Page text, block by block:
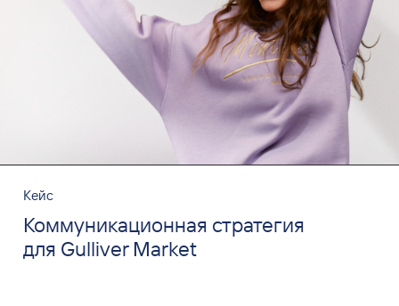
Кейс
Коммуникационная стратегия
для Gulliver Market